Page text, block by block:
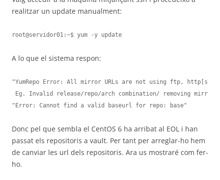
realitzar un update manualment:
root@servidor01:~$ yum -y update
A lo que el sistema respon:
"YumRepo Error: All mirror URLs are not using ftp, http[s]
Eg. Invalid release/repo/arch combination/ removing
"Error: Cannot find a valid baseurl for repo: base"
Donc pel que sembla el CentOS 6 ha arribat al EOL i han
passat els repositoris a vault. Per tant per arreglar-ho hem
de canviar les url dels repositoris. Ara us mostraré com fer-
ho.